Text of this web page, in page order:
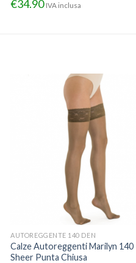
€34.90 IVA inclusa
AUTOREGGENTE 140 DEN
Calze Autoreggenti Marilyn 140
Sheer Punta Chiusa